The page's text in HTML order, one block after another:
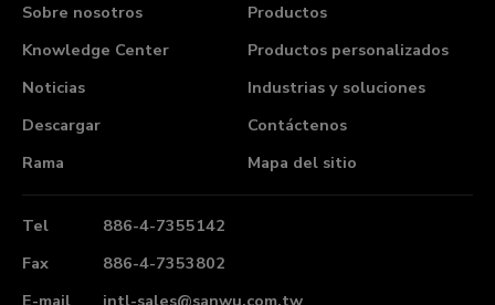
Sobre nosotros
Productos
Knowledge Center
Productos personalizados
Noticias
Industrias y soluciones
Descargar
Contáctenos
Rama
Mapa del sitio
Tel
886-4-7355142
Fax
886-4-7353802